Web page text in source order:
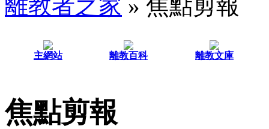
離教者之家 » 焦點剪報
主網站 離教百科 離教文庫
焦點剪報